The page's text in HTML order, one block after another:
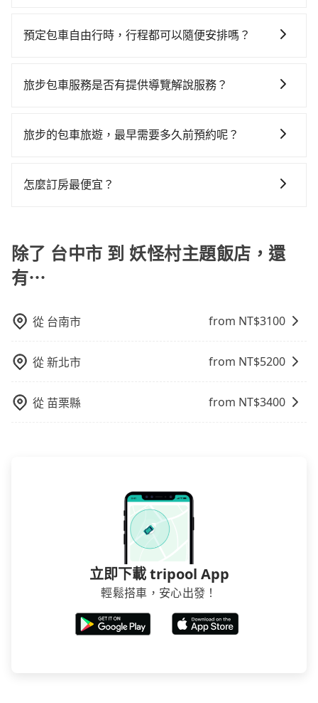
5位同行，高鐵加轉乘之平均每人花費為650元。不過，
車接送，則每人平均花費約580元，費時1小時7分鐘。
在還不馬上來預約tripool！如果你是三人以下要乘車，
時40元路邊停車費用預估進去，但額外的汽車保險與可
差的車款，如果人數超過四位，更是沒有較大的七人座
凹的車門仍未被修理，每一次租車都好像在開樂透一
車位，對於急著用車或者要載其他乘客的人來說就有不
就顯得非常不便。
市的4%、密度僅雙北的0.2%，其叫車的難度是雙北市的
坑受騙。雖然台中市區到妖怪村主題飯店的跳表小黃可
可省$700。
前往妖怪村主題飯店的途中可備註加點。每個加點位
間，收取額外費用是必要的補償。
預定包車自由行時，行程都可以隨便安排嗎？
沒有到達海拔1500公里以上的山區，行程都是可以依照
旅步包車服務是否有提供導覽解說服務？
需要導覽服務，可事先透過電子郵件
旅步的包車旅遊，最早需要多久前預約呢？
提供早鳥優惠，您越早預訂就能享有更優惠的價格。所
怎麼訂房最便宜？
地區、價位、人數、特殊需求來搜尋適合的旅店與房
型，更重要的是通常價格是官網的6~8折，如果又有加入
會員或者使用特定的信用卡，還可以累積點數做現金回
有Booking.com、Agoda.com、Hotels.com、
Expedia.com、Trip.com等。正常來說，線上刷卡付款
完後預定就完成，事先不用電話確認空房，事後也不用
告知付款完畢，一切都能在網路上操作。但有些較冷門
賣的現象，便有可能到了現場卻沒房可住的窘境，所以
介意多花一點錢省下這些瑣碎的事，台灣本土的AsiaYo
或者國際Airbnb都值得推薦。
除了 台中市 到 妖怪村主題飯店，還
有⋯
從 台南市 from NT$3100
從新北市 from NT$5200
從 苗栗縣 from NT$3400
立即下載 tripool App
輕鬆搭車，安心出發！